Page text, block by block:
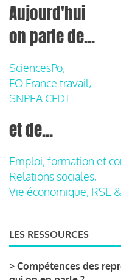
Aujourd'hui
on parle de...
SciencesPo,
FO France travail,
SNPEA CFDT
et de...
Emploi, formation et
Relations sociales,
Vie économique, RSE
LES RESSOURCES
> Compétences des